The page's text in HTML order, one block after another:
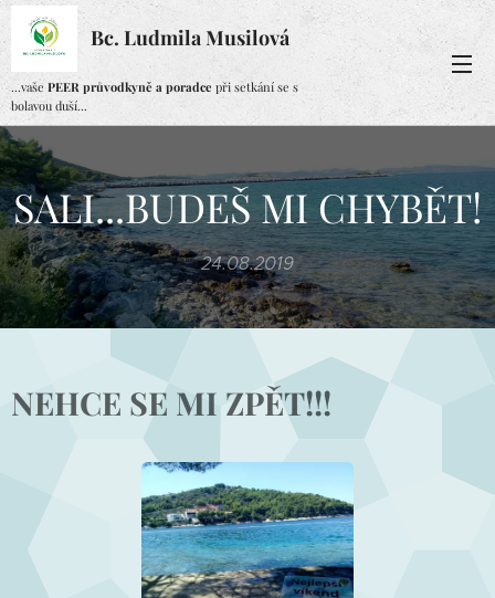
Bc. Ludmila Musilová
...vaše PEER průvodkyně a poradce při setkání se s
bolavou duší...
SALI...BUDEŠ MI CHYBĚT!
24.08.2019
NEHCE SE MI ZPĚT!!!